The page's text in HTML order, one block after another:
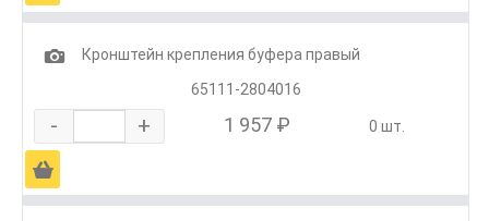
1
Кронштейн крепления буфера правый
65111-2804016
- + 1 957 ₽ 0 шт.
Ä